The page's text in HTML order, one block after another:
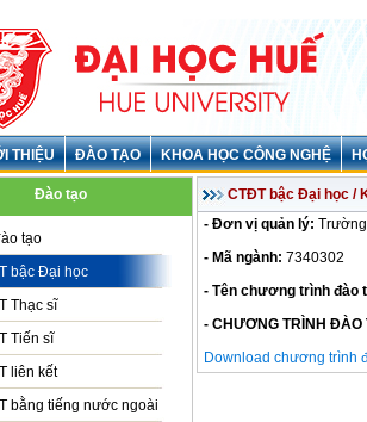
THIỆU ĐÀO TẠO KHOA HỌC CÔNG NGHỆ
Đào tạo
tạo
bậc Đại học
Thạc sĩ
Tiến sĩ
liên kết
bằng tiếng nước ngoài
CTĐT bậc Đại học /
- Đơn vị quản lý:
- Mã ngành: 7340302
- Tên chương trình đào
- CHƯƠNG TRÌNH ĐÀO
Download chương trình